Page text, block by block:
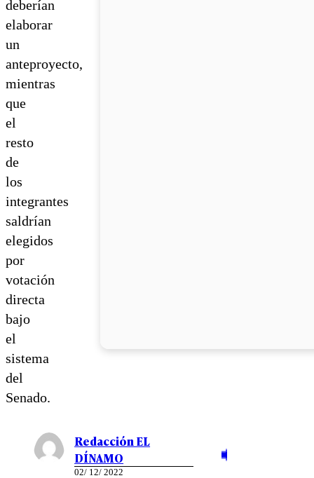
deberían
elaborar
un
anteproyecto,
mientras
que
el
resto
de
los
integrantes
saldrían
elegidos
por
votación
directa
bajo
el
sistema
del
Senado.
Redacción EL
DÍNAMO
02/ 12/ 2022